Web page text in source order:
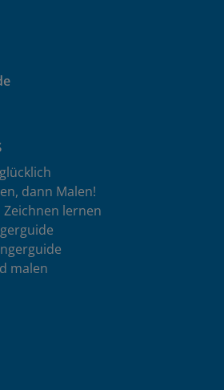
dann Malen!
lernen
malen